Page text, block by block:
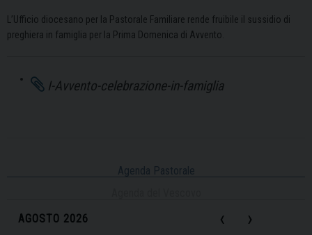
L’Ufficio diocesano per la Pastorale Familiare rende fruibile il sussidio di
preghiera in famiglia per la Prima Domenica di Avvento.
I-Avvento-celebrazione-in-famiglia
Agenda Pastorale
‹
AGOSTO 2026 ›